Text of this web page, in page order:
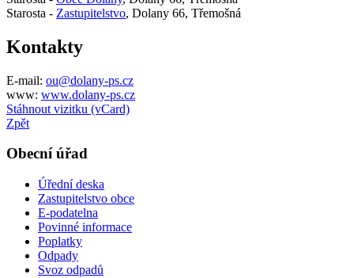
Starosta - Zastupitelstvo, Dolany 66, Třemošná
Kontakty
E-mail: ou@dolany-ps.cz
www: www.dolany-ps.cz
Stáhnout vizitku (vCard)
Zpět
Obecní úřad
Úřední deska
Zastupitelstvo obce
E-podatelna
Povinné informace
Poplatky
Odpady
Svoz odpadů